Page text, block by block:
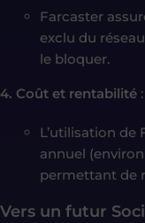
Farcaster
exclu du
le bloquer.
4. Coût et rentabilité :
L’utilisation
annuel
permettant de
Vers un futur